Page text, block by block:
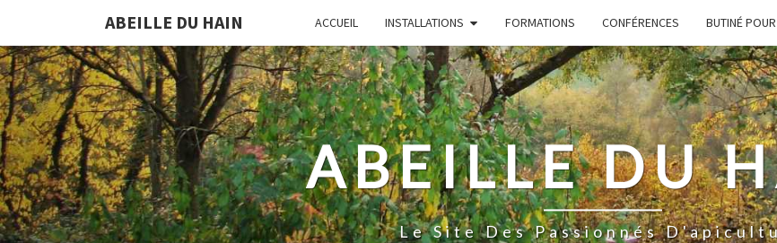
ABEILLE DU HAIN ACCUEIL INSTALLATIONS FORMATIONS CONFÉRENCES BUTINÉ
ABEILLE DU
Le Site Des Passionnés